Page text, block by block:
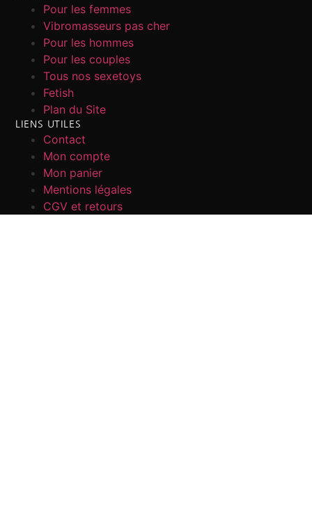
Pour les femmes
Vibromasseurs pas cher
Pour les hommes
Pour les couples
Tous nos sexetoys
Fetish
Plan du Site
LIENS UTILES
Contact
Mon compte
Mon panier
Mentions légales
CGV et retours